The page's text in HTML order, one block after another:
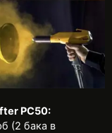
PC50:
(2 бака в